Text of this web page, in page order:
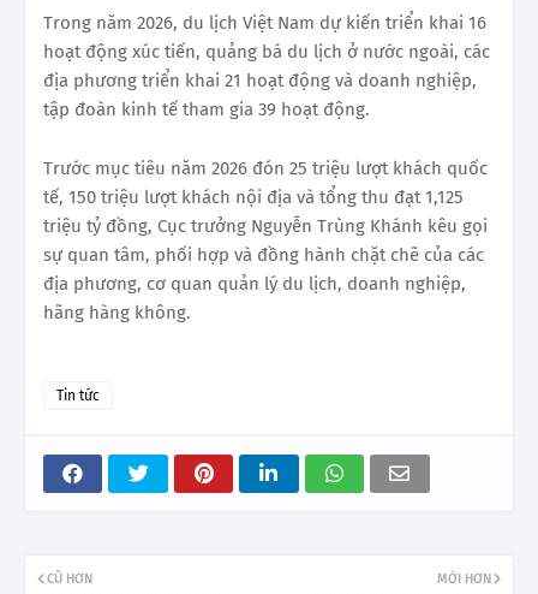
Trong năm 2026, du lịch Việt Nam dự kiến triển khai 16
hoạt động xúc tiến, quảng bá du lịch ở nước ngoài, các
địa phương triển khai 21 hoạt động và doanh nghiệp,
tập đoàn kinh tế tham gia 39 hoạt động.
Trước mục tiêu năm 2026 đón 25 triệu lượt khách quốc
tế, 150 triệu lượt khách nội địa và tổng thu đạt 1,125
triệu tỷ đồng, Cục trưởng Nguyễn Trùng Khánh kêu gọi
sự quan tâm, phối hợp và đồng hành chặt chẽ của các
địa phương, cơ quan quản lý du lịch, doanh nghiệp,
hãng hàng không.
Tin tức
MỚI HƠN
CŨ HƠN